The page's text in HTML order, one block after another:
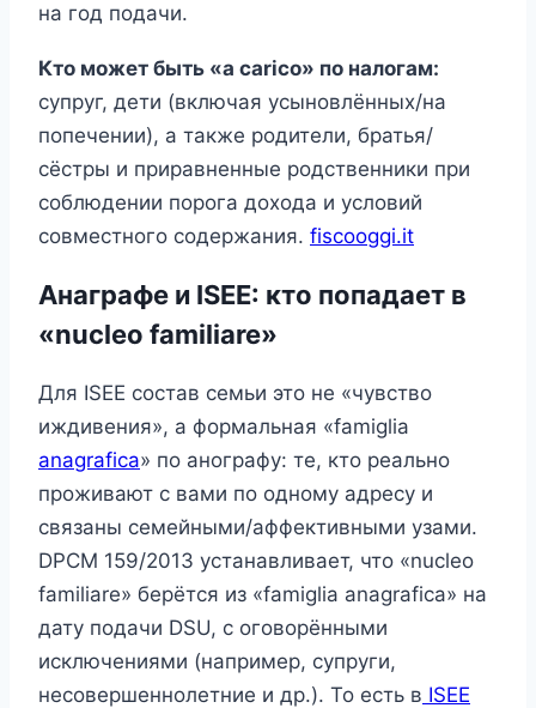
на год подачи.
Кто может быть «a carico» по налогам:
супруг, дети (включая усыновлённых/на
попечении), а также родители, братья/
сёстры и приравненные родственники при
соблюдении порога дохода и условий
совместного содержания. fiscooggi.it
Анаграфе и ISEE: кто попадает в
«nucleo familiare»
Для ISEE состав семьи это не «чувство
иждивения», а формальная «famiglia
anagrafica» по анографу: те, кто реально
проживают с вами по одному адресу и
связаны семейными/аффективными узами.
DPCM 159/2013 устанавливает, что «nucleo
familiare» берётся из «famiglia anagrafica» на
дату подачи DSU, с оговорёнными
исключениями (например, супруги,
несовершеннолетние и др.). То есть в ISEE